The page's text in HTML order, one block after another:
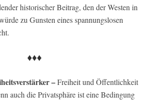
historischer Beitrag, den der Westen in
zu Gunsten eines spannungslosen
♦♦♦
–Freiheit und Öffentlichkeit
auch die Privatsphäre ist eine Bedingung